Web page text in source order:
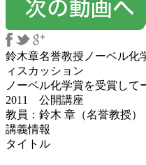
鈴木章名誉教授ノーベル
ィスカッション
ノーベル化学賞を受賞して
2011 公開講座
教員：鈴木 章（名誉教授）
講義情報
タイトル